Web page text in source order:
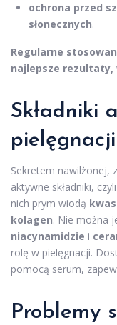
ochrona przed
słonecznych.
Regularne
najlepsze rezultaty,
Składniki
Sekretem nawilżonej,
aktywne składniki,
nich prym wiodą
kolagen. Nie można
niacynamidzie i
rolę w pielęgnacji.
pomocą serum,
Problemy